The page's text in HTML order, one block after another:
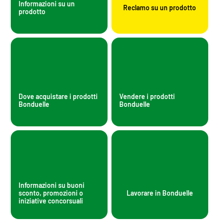
Informazioni su un
prodotto
Reclamo su un prodotto
Dove acquistare i prodotti
Bonduelle
Vendere i prodotti
Bonduelle
Informazioni su buoni
sconto, promozioni o
iniziative concorsuali
Lavorare in Bonduelle